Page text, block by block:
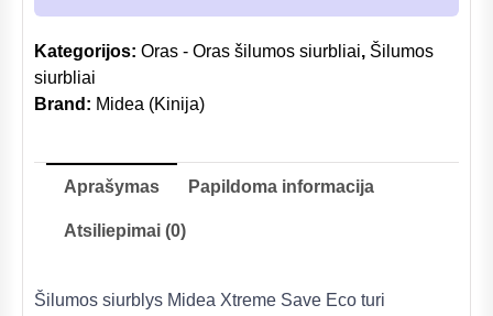
Kategorijos: Oras - Oras šilumos siurbliai, Šilumos
siurbliai
Brand: Midea (Kinija)
Aprašymas Papildoma informacija
Atsiliepimai (0)
Šilumos siurblys Midea Xtreme Save Eco turi